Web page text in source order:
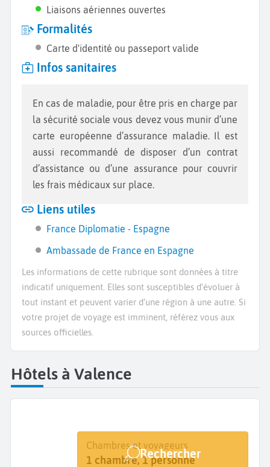
Liaisons aériennes ouvertes
Formalités
Carte d'identité ou passeport valide
Infos sanitaires
En cas de maladie, pour être pris en charge par
la sécurité sociale vous devez vous munir d’une
carte européenne d’assurance maladie. Il est
aussi recommandé de disposer d’un contrat
d’assistance ou d’une assurance pour couvrir
les frais médicaux sur place.
Liens utiles
France Diplomatie - Espagne
Ambassade de France en Espagne
Les informations de cette rubrique sont données à titre
indicatif uniquement. Elles sont susceptibles d’évoluer à
tout instant et peuvent varier d’une région à une autre. Si
votre projet de voyage est imminent, référez vous aux
sources officielles.
Hôtels à Valence
Destination
Valence
Dates
Dates de votre séjour
Chambres et voyageurs
1 chambre, 1 personne
Rechercher